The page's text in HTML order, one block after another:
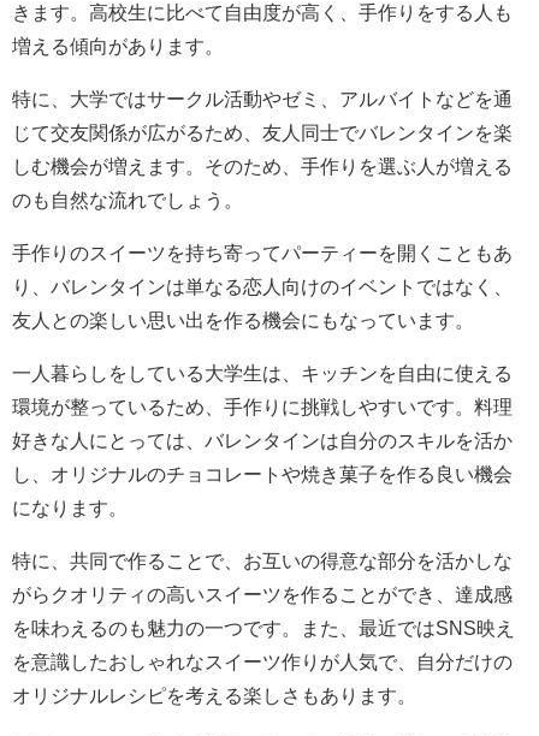
きます。高校生に比べて自由度が高く、手作りをする人も
増える傾向があります。
特に、大学ではサークル活動やゼミ、アルバイトなどを通
じて交友関係が広がるため、友人同士でバレンタインを楽
しむ機会が増えます。そのため、手作りを選ぶ人が増える
のも自然な流れでしょう。
手作りのスイーツを持ち寄ってパーティーを開くこともあ
り、バレンタインは単なる恋人向けのイベントではなく、
友人との楽しい思い出を作る機会にもなっています。
一人暮らしをしている大学生は、キッチンを自由に使える
環境が整っているため、手作りに挑戦しやすいです。料理
好きな人にとっては、バレンタインは自分のスキルを活か
し、オリジナルのチョコレートや焼き菓子を作る良い機会
になります。
特に、共同で作ることで、お互いの得意な部分を活かしな
がらクオリティの高いスイーツを作ることができ、達成感
を味わえるのも魅力の一つです。また、最近ではSNS映え
を意識したおしゃれなスイーツ作りが人気で、自分だけの
オリジナルレシピを考える楽しさもあります。